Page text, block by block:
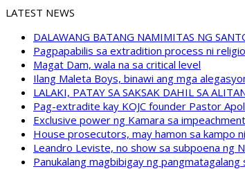
LATEST NEWS
DALAWANG BATANG NAMIMITAS NG
Pagpapabilis sa extradition process ni
Magat Dam, wala na sa critical level
Ilang Maleta Boys, binawi ang mga
LALAKI, PATAY SA SAKSAK DAHIL SA
Pag-extradite kay KOJC founder Pastor
Exclusive power ng Kamara sa
House prosecutors, may hamon sa kampo
Leandro Leviste, no show sa subpoena ng
Panukalang magbibigay ng